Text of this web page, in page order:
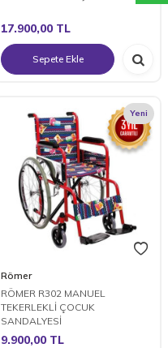
17.900,00 TL
Sepete Ekle
Yeni
Römer
RÖMER R302 MANUEL
TEKERLEKLİ ÇOCUK
SANDALYESİ
9.900,00 TL